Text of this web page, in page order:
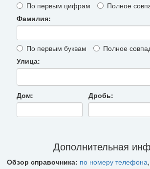
По первым цифрам Полное
Фамилия:
По первым буквам Полное
Улица:
Дом: Дробь:
Дополнительная
Обзор справочника: по номеру телефона,